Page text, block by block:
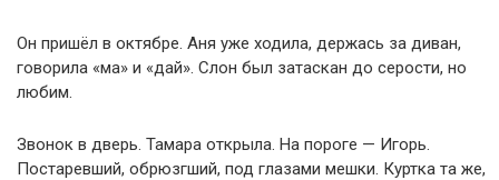
Он пришёл в октябре. Аня уже ходила, держась за диван,
говорила «ма» и «дай». Слон был затаскан до серости, но
любим.
Звонок в дверь. Тамара открыла. На пороге — Игорь.
Постаревший, обрюзгший, под глазами мешки. Куртка та же,